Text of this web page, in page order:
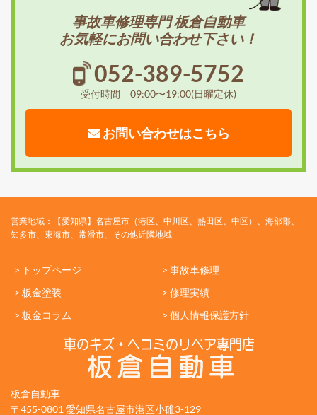
事故車修理専門 板倉自動車
お気軽にお問い合わせ下さい！
052-389-5752
受付時間 09:00〜19:00(日曜定休)
お問い合わせはこちら
営業地域：【愛知県】名古屋市（港区、中川区、熱田区、中区）、海部郡、
知多市、東海市、常滑市、その他近隣地域
> トップページ
> 事故車修理
> 板金塗装
> 修理実績
> 板金コラム
> 個人情報保護方針
板倉自動車
〒455-0801 愛知県名古屋市港区小碓3-129